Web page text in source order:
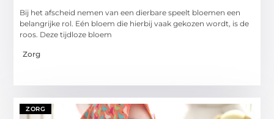
Bij het afscheid nemen van een dierbare speelt bloemen een
belangrijke rol. Eén bloem die hierbij vaak gekozen wordt, is de
roos. Deze tijdloze bloem
Zorg
ZORG